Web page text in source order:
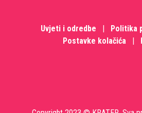
Uvjeti i odredbe | Politika
Postavke kolačića
|